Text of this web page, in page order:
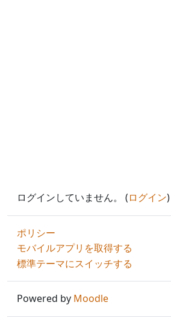
ログインしていません。 (ログイン)
ポリシー
モバイルアプリを取得する
標準テーマにスイッチする
Powered by Moodle